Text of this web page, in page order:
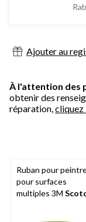
Ajouter au
À l'attention des
obtenir des
réparation, cliquez
Ruban pour
pour surfaces
multiples 3M